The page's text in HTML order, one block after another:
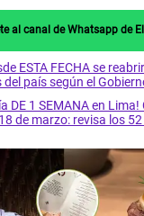
al canal de Whatsapp de
ESTA FECHA se
país según el
DE 1 SEMANA en
de marzo: revisa los